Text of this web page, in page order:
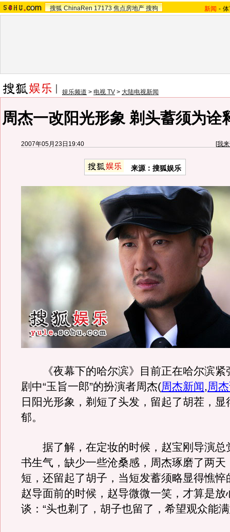
搜狐 ChinaRen 17173 焦点房地产 搜狗 新闻 -
娱乐频道 > 电视 TV > 大陆电视新闻
周杰一改阳光形象 剃头蓄须为诠
2007年05月23日19:40 [我
来源：搜狐娱乐
《夜幕下的哈尔滨》目前正在哈尔滨紧
剧中“玉旨一郎”的扮演者周杰(周杰新闻,周
日阳光形象，剃短了头发，留起了胡茬，显
郁。
据了解，在定妆的时候，赵宝刚导演总
书生气，缺少一些沧桑感，周杰琢磨了两天
短，还留起了胡子，当短发蓄须略显得憔悴
赵导面前的时候，赵导微微一笑，才算是放
谈：“头也剃了，胡子也留了，希望观众能